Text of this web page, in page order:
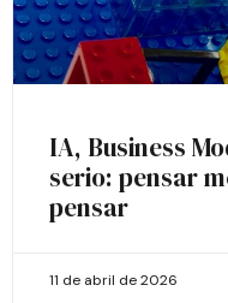
IA, Business
serio: pensar
pensar
11 de abril de 2026